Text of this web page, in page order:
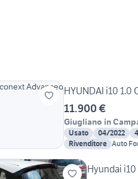
HYUNDAI i10 1.0
11.900 €
Giugliano in
Usato 04/2022
Rivenditore Auto
Hyundai